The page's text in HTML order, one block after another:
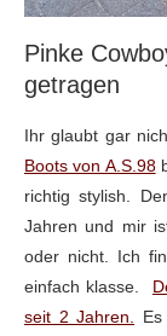
Pinke
getragen
Ihr glaubt gar
Boots von A.S.98
richtig stylish.
Jahren und mir
oder nicht. Ich
einfach klasse.
seit 2 Jahren.